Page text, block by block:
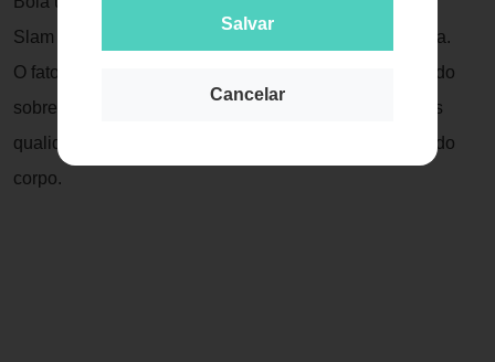
Salvar
Cancelar
Slam Ball estímula a musculatura de maneira integrada.
O fato da bola devido ao peso não quicar ao ser lançado
sobre alguma superfície e absorver impactos com mais
qualidade, garante mais intensidade aos movimentos do
corpo.